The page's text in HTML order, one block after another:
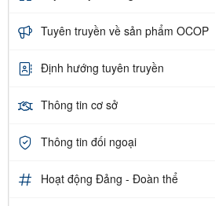
Tuyên truyền về sản phẩm OCOP
Định hướng tuyên truyền
Thông tin cơ sở
Thông tin đối ngoại
Hoạt động Đảng - Đoàn thể